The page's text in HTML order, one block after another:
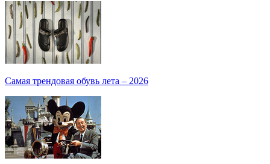
Самая трендовая обувь лета – 2026